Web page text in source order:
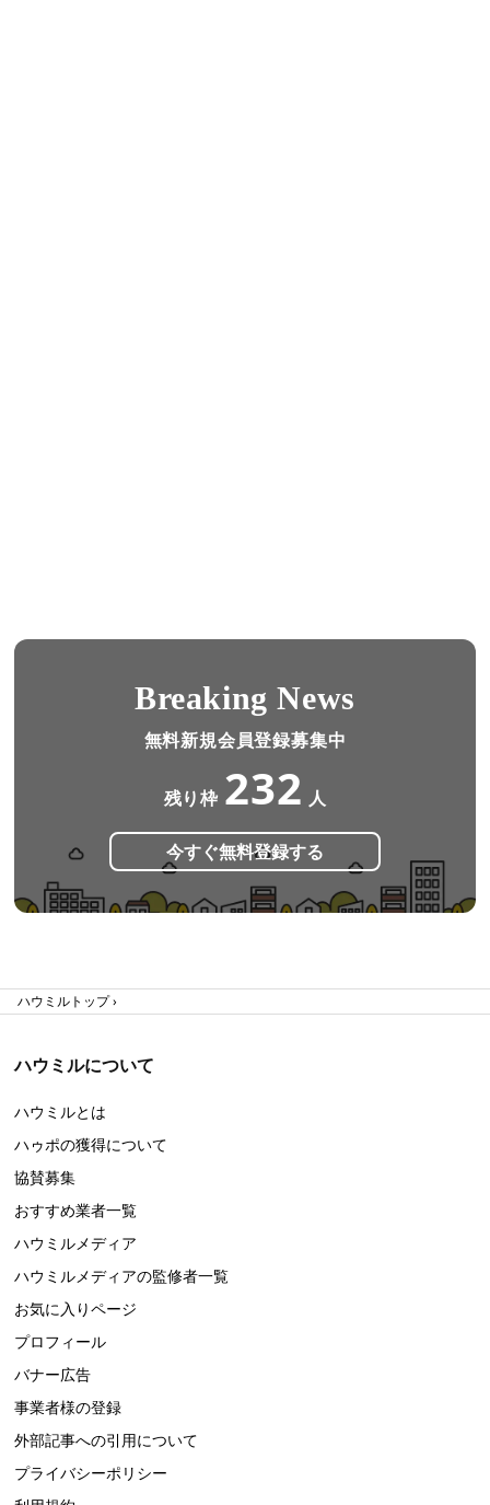
Breaking News
無料新規会員登録募集中
残り枠 232 人
今すぐ無料登録する
ハウミルトップ
ハウミルについて
ハウミルとは
ハゥポの獲得について
協賛募集
おすすめ業者一覧
ハウミルメディア
ハウミルメディアの監修者一覧
お気に入りページ
プロフィール
バナー広告
事業者様の登録
外部記事への引用について
プライバシーポリシー